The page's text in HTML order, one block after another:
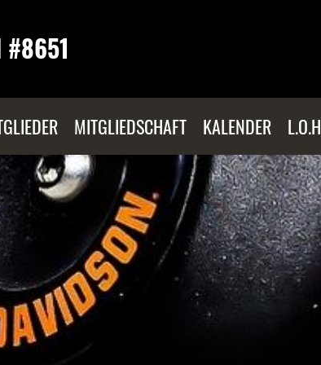
MITGLIEDSCHAFT KALENDER L.O.H